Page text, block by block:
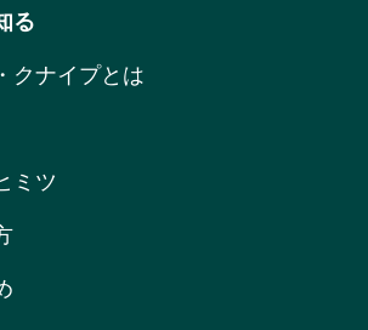
る
クナイプとは
ミツ